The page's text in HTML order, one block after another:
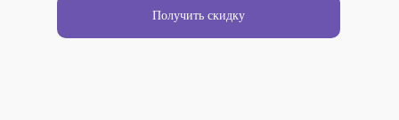
Получить скидку